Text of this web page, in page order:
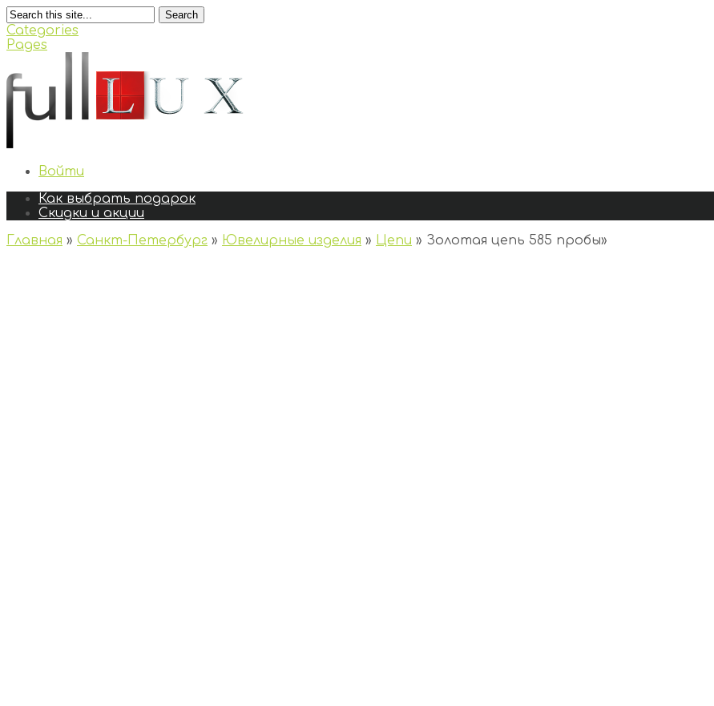
Search
Categories
Pages
Войти
Как выбрать подарок
Скидки и акции
Главная » Санкт-Петербург » Ювелирные изделия » Цепи » Золотая цепь 585 пробы»